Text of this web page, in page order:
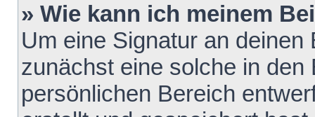
» Wie kann ich meinem
Um eine Signatur an
zunächst eine solche in den
persönlichen Bereich